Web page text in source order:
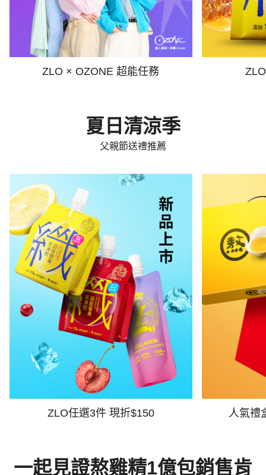
ZLO × OZONE 超能任務
夏日清涼季
父親節送禮推薦
ZLO任選3件 現折$150 人氣禮
一起見證熬雞精1億包銷售肯